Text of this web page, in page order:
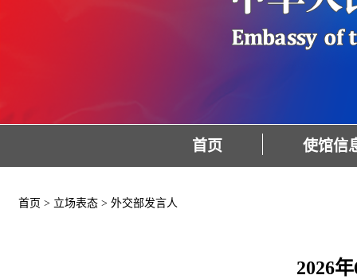
首页 使馆信
首页 > 立场表态 > 外交部发言人
2026